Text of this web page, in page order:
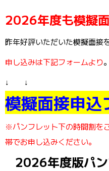
2026年度も模擬
昨年好評いただいた模擬面接
申し込みは下記フォームより。
↓ ↓
模擬面接申込
※パンフレット下の時間割を
帯でお申し込みください。
2026年度版パ